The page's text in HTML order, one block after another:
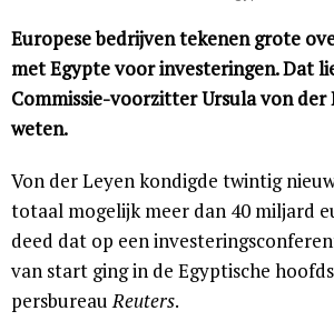
Europese bedrijven tekenen grote
met Egypte voor investeringen. Dat
Commissie-voorzitter Ursula von der
weten.
Von der Leyen kondigde twintig
totaal mogelijk meer dan 40 miljard
deed dat op een
van start ging in de Egyptische
persbureauReuters.